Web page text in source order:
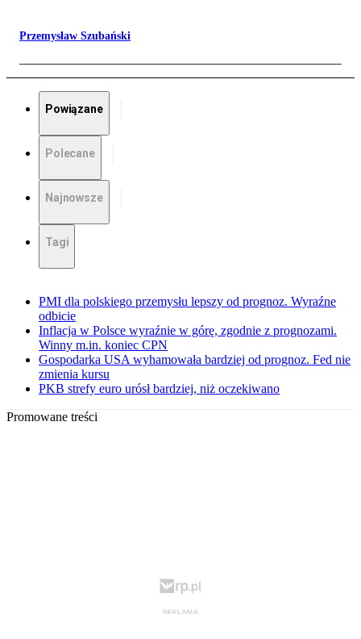
Przemysław Szubański
Powiązane
Polecane
Najnowsze
Tagi
PMI dla polskiego przemysłu lepszy od prognoz. Wyraźne
odbicie
Inflacja w Polsce wyraźnie w górę, zgodnie z prognozami.
Winny m.in. koniec CPN
Gospodarka USA wyhamowała bardziej od prognoz. Fed nie
zmienia kursu
PKB strefy euro urósł bardziej, niż oczekiwano
Promowane treści